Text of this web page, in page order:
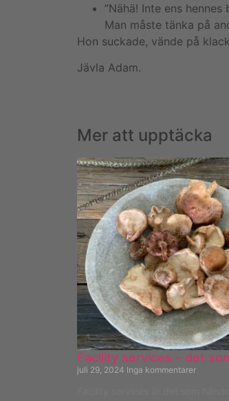
”Nähä! Inte ens
Man måste tänka på
Hon suckade, vände på
Jävla Adam.
Mer att upptäcka
Facility services – det
juli 29, 2024 Inga kommentarer